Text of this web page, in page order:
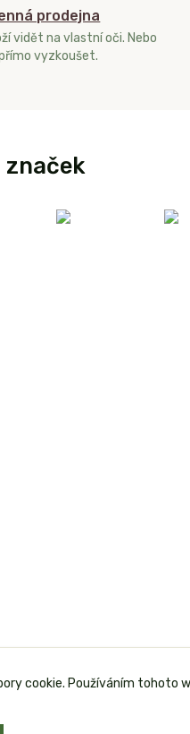
prodejna
vidět na vlastní oči. Nebo
vyzkoušet.
cookie. Používáním tohoto